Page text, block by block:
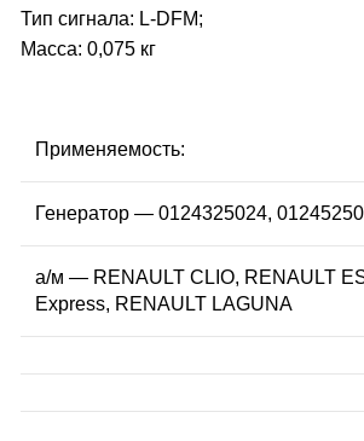
Тип сигнала: L-DFM;
Масса: 0,075 кг
Применяемость:
Генератор — 0124325024,
а/м — RENAULT CLIO, RENAULT
Express, RENAULT LAGUNA